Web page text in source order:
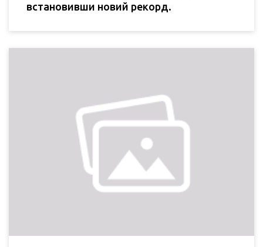
встановивши новий рекорд.